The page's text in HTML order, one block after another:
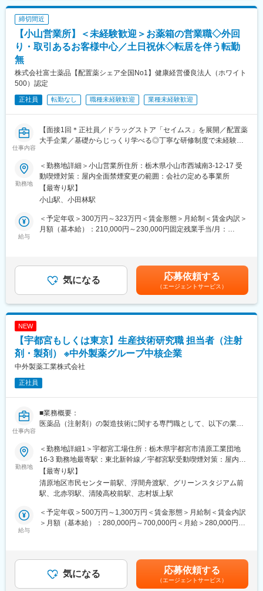
・あなたの奨学金返済を会社が8割負担してくれます！お給料を自
身の好きなことに使えると社員に好評の制度です！
・健康相談、新商品・サービスのご提案 など
※一部、新たに配置薬を置いていただくお客様への訪問がありま
す。
■未経験の方も安心◎充実した研修制度：
・入社直後～2週間 ： OJT形式で、薬の種類や成分など基礎知識
す。「会話のコツ」や「商品のご案内方法」といった実践的なス
キルを習得します。
ンに訪問します。
◎困ったら先輩社員に相談しやすい雰囲気です。
＜専門資格を取得できる＞
・入社後は、医薬品販売の専門知識を身につけるために、登録販
売者資格を取得していただきます。（取得率90％以上）
・資格取得にあたっては、無料で支援を行いますのでご安心くだ
■働き方：
・基本土日祝休み／年3回の大型連休あり
・最近、健康のことで困っていることがないかなど、親身にお話
を聞くことで、お客様と信頼関係を築き、お客様の健康管理に貢
献することができます。
変更の範囲：会社の定める業務
額であり、選考を通じて上下する可能性があります。月給(月額)は
固定手当を含めた表記です。
締切間近
【小山営業所】＜未経験歓迎＞お薬箱の営業職◇外回
り・取引あるお客様中心／土日祝休◇転居を伴う転勤
無
株式会社富士薬品【配置薬シェア全国No1】健康経営優良法人（ホワイト
500）認定
正社員 転勤なし 職種未経験歓迎 業種未経験歓迎
仕事内容
【面接1回＊正社員／ドラッグストア「セイムス」を展開／配置薬
大手企業／基礎からじっくり学べる◎丁寧な研修制度で未経験の
■職務内容：
担当エリアのお客様（個人宅や企業）へ訪問し、配置薬（お薬
箱）や健康食品の提案をお任せします。
※既に、取引のあるお客様先を訪問するスタイルです。
＜仕事の流れ＞
たり20～30分程度）
※一部、新たに配置薬を置いていただくお客様への訪問がありま
す。
└配置薬は無料でおけるので、お客様も抵抗なく置いてくれる製
を身につけます。
・入社2週間～1カ月 ： 先輩社員に同行し、仕事の流れを学びま
キルを習得します。
・入社1カ月以降 ： 慣れてきたら独り立ち。既存のお客様をメイ
ンに訪問します。
◎困ったら先輩社員に相談しやすい雰囲気です。
・入社後は、医薬品販売の専門知識を身につけるために、登録販
売者資格を取得していただきます。（取得率90％以上）
■働き方：
・基本土日祝休み／年3回の大型連休あり
勤務地
＜勤務地詳細＞小山営業所住所：栃木県小山市西城南3-12-17 受
動喫煙対策：屋内全面禁煙変更の範囲：会社の定める事業所
【最寄り駅】
小山駅、小田林駅
給与
＜予定年収＞300万円～323万円＜賃金形態＞月給制＜賃金内訳＞
月額（基本給）：210,000円～230,000円固定残業手当/月：
年収は当社規定に基づき、年齢や経験に応じて決定します。・昇
給：年1回（4月）＜モデル給与＞※入社3年目平均基本給＋各種手
当＋業績連動給→総支給月額344,141円※業績連動給：月の予算達
成や売り上げに対して支払われます。賃金はあくまでも目安の金
額であり、選考を通じて上下する可能性があります。月給(月額)は
気になる 応募依頼する
（エージェントサービス）
NEW
【宇都宮もしくは東京】生産技術研究職 担当者（注射
剤・製剤） ※中外製薬グループ中核企業
中外製薬工業株式会社
正社員
仕事内容
■業務概要：
医薬品（注射剤）の製造技術に関する専門職として、以下の業務
・医薬品（注射剤）のGMP製造における工業化研究および技術課
題解決
・自社製造サイトおよび国内外CMOを含むグローバル製造サイト
への技術移転及び技術移転後の継続的な技術課題支援（Person in
Plant機能）
■業務詳細：
・国内外CMOへの技術移転プロジェクトにおける現地スタッフと
・最先端の注射剤製造技術を取り入れた自社工場の建設プロジェ
クト推進
・設計、クオリフィケーション、バリデーション活動の実施
勤務地
＜勤務地詳細1＞宇都宮工場住所：栃木県宇都宮市清原工業団地
16-3 勤務地最寄駅：東北新幹線／宇都宮駅受動喫煙対策：屋内全
面禁煙＜勤務地詳細2＞本社住所：東京都北区浮間5-5-1 勤務地最
寄駅：埼京線線／北赤羽駅受動喫煙対策：屋内全面禁煙変更の範
囲：会社の定める事業所（リモートワーク含む）
【最寄り駅】
清原地区市民センター前駅、浮間舟渡駅、グリーンスタジアム前
駅、北赤羽駅、清陵高校前駅、志村坂上駅
給与
＜予定年収＞500万円～1,300万円＜賃金形態＞月給制＜賃金内訳
＞月額（基本給）：280,000円～700,000円＜月給＞280,000円～
45万円+賞与+各種手当）600万円／30歳（月給35万円+賞与+各種
手当） ※各種手当は当社規定により支給賃金はあくまでも目安の
金額であり、選考を通じて上下する可能性があります。月給(月額)
気になる 応募依頼する
（エージェントサービス）